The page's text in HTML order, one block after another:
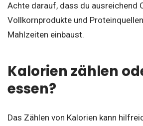
Achte darauf, dass du ausreichend
Vollkornprodukte und
Mahlzeiten einbaust.
Kalorien zählen
essen?
Das Zählen von Kalorien kann